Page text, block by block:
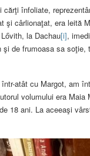
cărţi înfoliate,
şi cârlionaţat, era leită
la Dachau[i],
şi de frumoasa sa
atât cu Margot, am
volumului era
18 ani. La aceeaşi